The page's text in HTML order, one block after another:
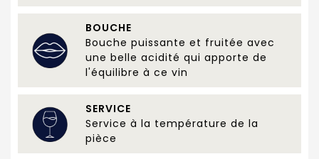
BOUCHE
Bouche puissante et fruitée avec
une belle acidité qui apporte de
l'équilibre à ce vin
SERVICE
Service à la température de la
pièce